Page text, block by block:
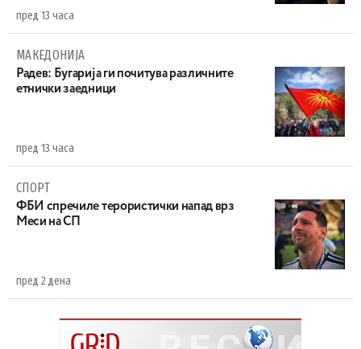
пред 13 часа
МАКЕДОНИЈА
Радев: Бугарија ги почитува различните
етнички заедници
пред 13 часа
СПОРТ
ФБИ спречиле терористички напад врз
Меси на СП
пред 2 дена